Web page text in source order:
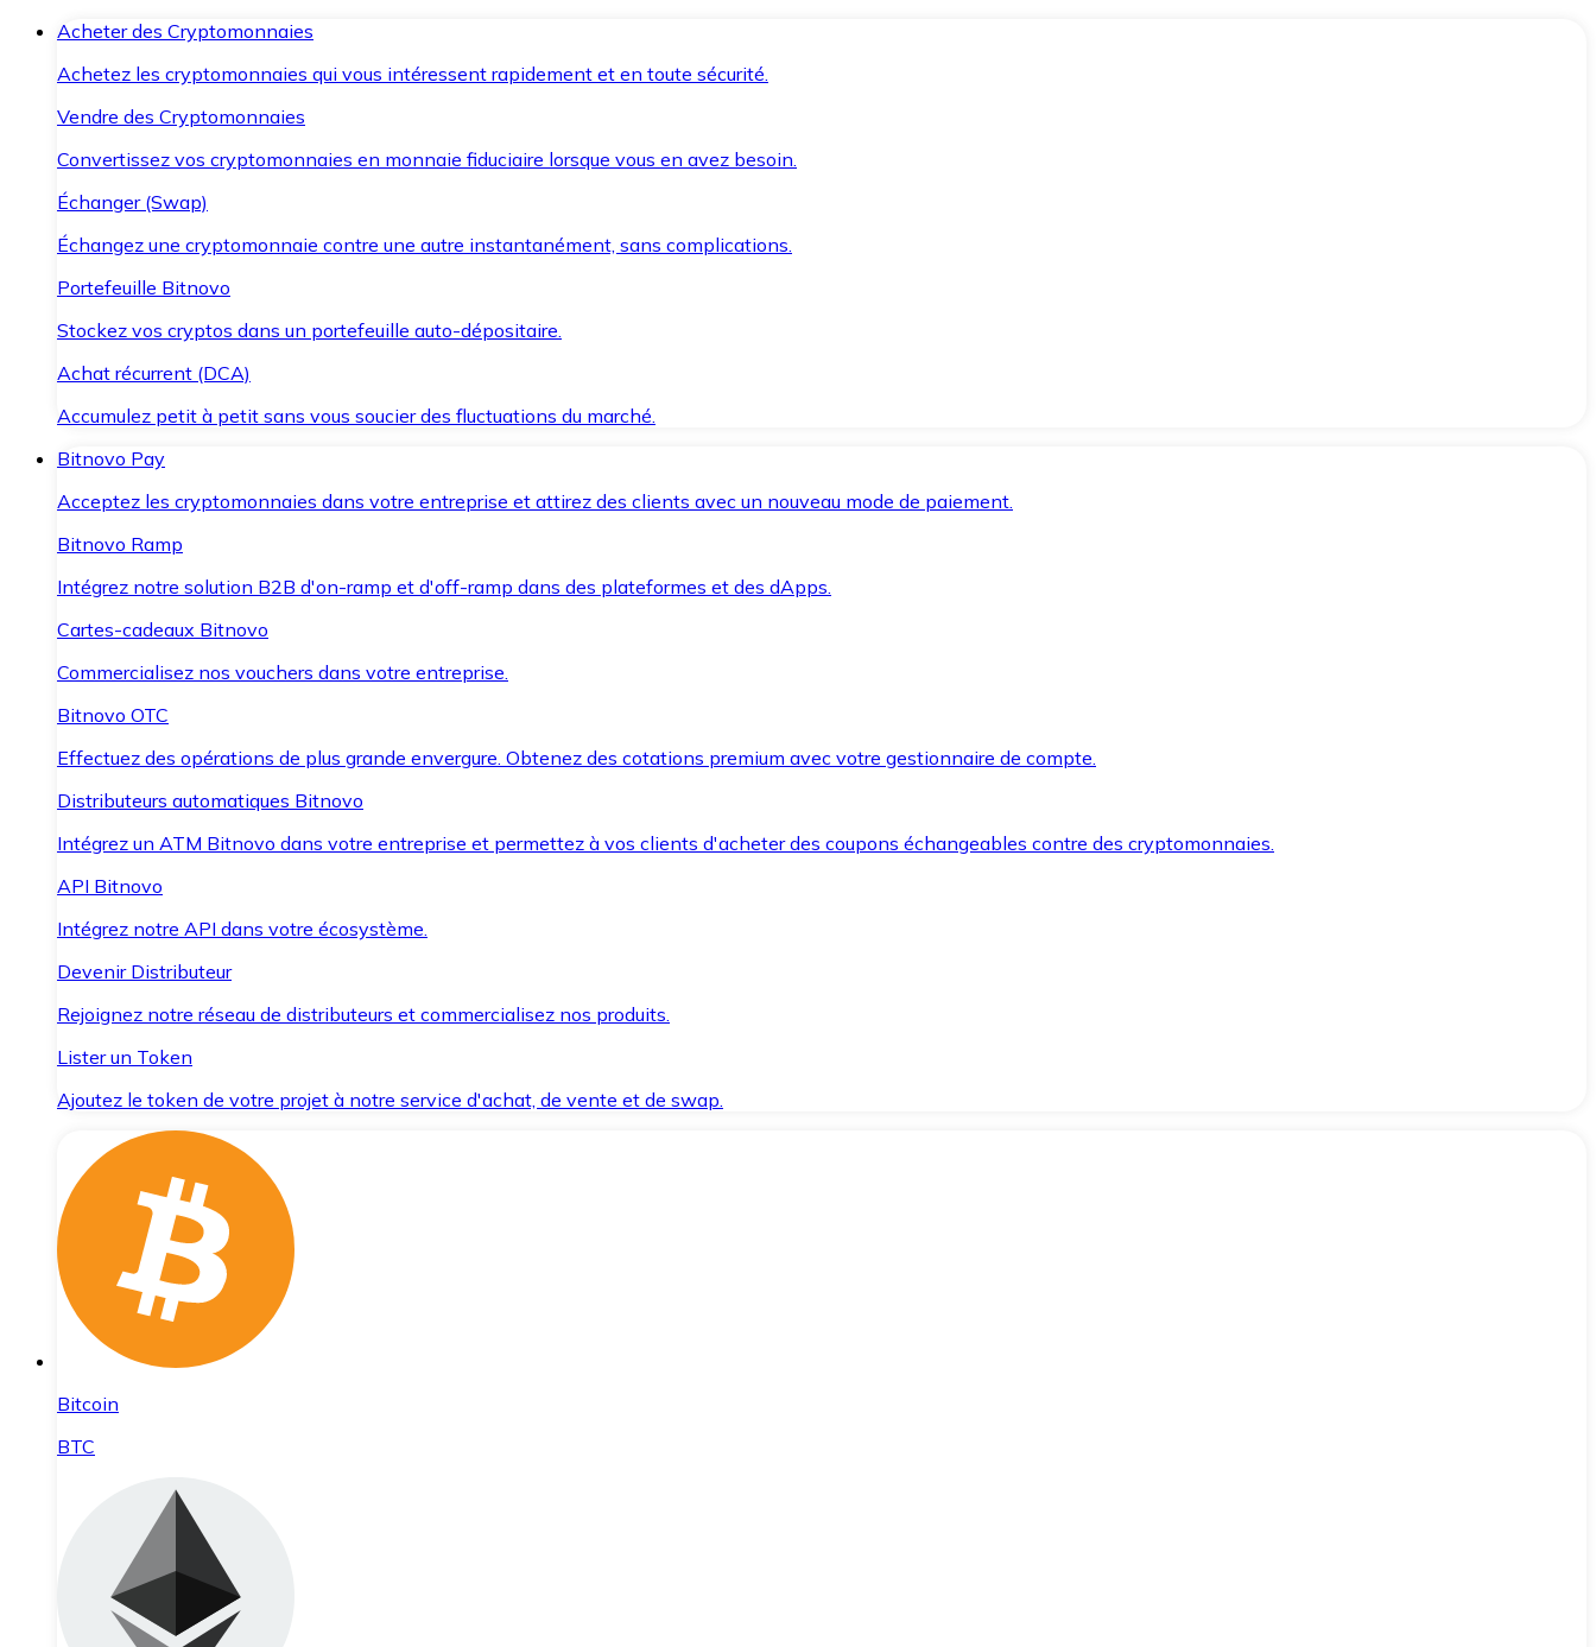
Acheter des Cryptomonnaies
Achetez les cryptomonnaies qui vous intéressent rapidement et en toute sécurité.
Vendre des Cryptomonnaies
Convertissez vos cryptomonnaies en monnaie fiduciaire lorsque vous en avez besoin.
Échanger (Swap)
Échangez une cryptomonnaie contre une autre instantanément, sans complications.
Portefeuille Bitnovo
Stockez vos cryptos dans un portefeuille auto-dépositaire.
Achat récurrent (DCA)
Accumulez petit à petit sans vous soucier des fluctuations du marché.
Bitnovo Pay
Acceptez les cryptomonnaies dans votre entreprise et attirez des clients avec un nouveau mode de paiement.
Bitnovo Ramp
Intégrez notre solution B2B d'on-ramp et d'off-ramp dans des plateformes et des dApps.
Cartes-cadeaux Bitnovo
Commercialisez nos vouchers dans votre entreprise.
Bitnovo OTC
Effectuez des opérations de plus grande envergure. Obtenez des cotations premium avec votre gestionnaire de compte.
Distributeurs automatiques Bitnovo
Intégrez un ATM Bitnovo dans votre entreprise et permettez à vos clients d'acheter des coupons échangeables contre des cryptomonnaies.
API Bitnovo
Intégrez notre API dans votre écosystème.
Devenir Distributeur
Rejoignez notre réseau de distributeurs et commercialisez nos produits.
Lister un Token
Ajoutez le token de votre projet à notre service d'achat, de vente et de swap.
Bitcoin
BTC